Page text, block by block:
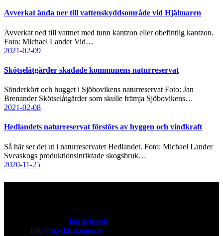
Avverkat ända ner till vattenskyddsområde vid Hjälmaren
Avverkat ned till vattnet med tunn kantzon eller obefintlig kantzon.
Foto: Michael Lander Vid…
2021-02-09
Skötselåtgärder skadade kommunens naturreservat
Sönderkört och hugget i Sjöbovikens naturreservat Foto: Jan
Brenander Skötselåtgärder som skulle främja Sjöbovikens…
2021-02-08
Hedlandets naturreservat förstörs av hyggen och vindkraft
Så här ser det ut i naturreservatet Hedlandet. Foto: Michael Lander
Sveaskogs produktionsinriktade skogsbruk…
2020-11-25
Ida Sellstedt
info@skyddaskogen.se